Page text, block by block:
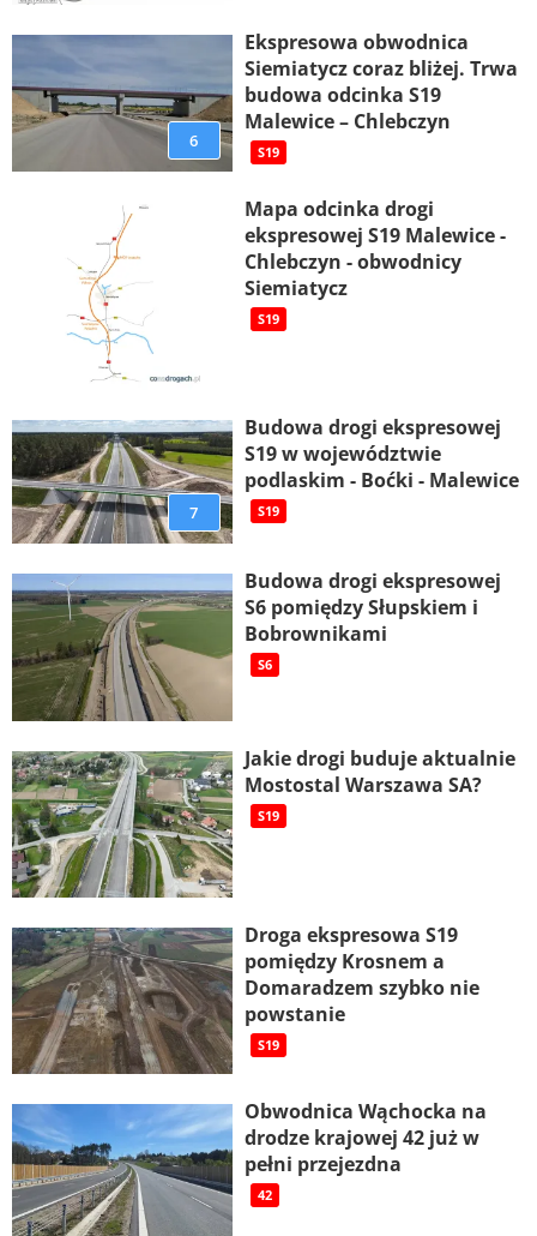
6
Ekspresowa obwodnica
Siemiatycz coraz bliżej. Trwa
budowa odcinka S19
Malewice – Chlebczyn
S19
Mapa odcinka drogi
ekspresowej S19 Malewice -
Chlebczyn - obwodnicy
Siemiatycz
S19
7
Budowa drogi ekspresowej
S19 w województwie
podlaskim - Boćki - Malewice
S19
Budowa drogi ekspresowej
S6 pomiędzy Słupskiem i
Bobrownikami
S6
Jakie drogi buduje aktualnie
Mostostal Warszawa SA?
S19
Droga ekspresowa S19
pomiędzy Krosnem a
Domaradzem szybko nie
powstanie
S19
Obwodnica Wąchocka na
drodze krajowej 42 już w
pełni przejezdna
42